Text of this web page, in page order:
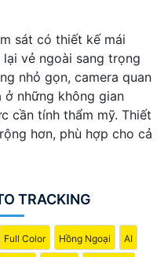
sát có thiết kế mái
vẻ ngoài sang trọng
nhỏ gọn, camera quan
ở những không gian
cần tính thẩm mỹ. Thiết
hơn, phù hợp cho cả
TRACKING
Full Color Hồng Ngoại AI